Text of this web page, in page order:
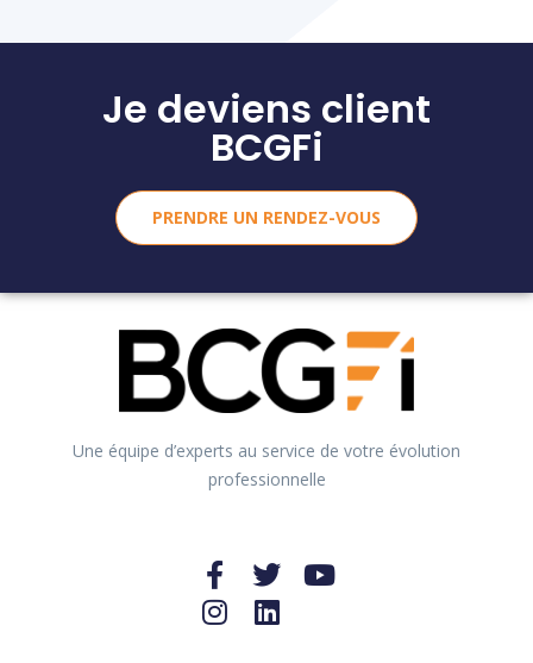
Je deviens client
BCGFi
PRENDRE UN RENDEZ-VOUS
Une équipe d’experts au service de votre évolution
professionnelle